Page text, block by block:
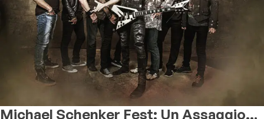
Michael Schenker Fest: Un Assaggio